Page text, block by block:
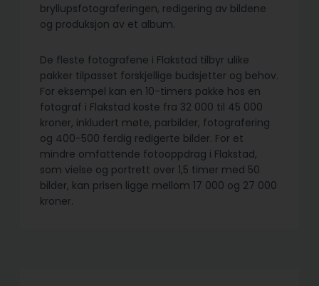
bryllupsfotograferingen, redigering av bildene
og produksjon av et album.
De fleste fotografene i Flakstad tilbyr ulike
pakker tilpasset forskjellige budsjetter og behov.
For eksempel kan en 10-timers pakke hos en
fotograf i Flakstad koste fra 32 000 til 45 000
kroner, inkludert møte, parbilder, fotografering
og 400-500 ferdig redigerte bilder. For et
mindre omfattende fotooppdrag i Flakstad,
som vielse og portrett over 1,5 timer med 50
bilder, kan prisen ligge mellom 17 000 og 27 000
kroner.